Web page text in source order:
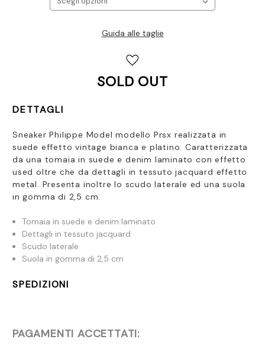
Guida alle taglie
SOLD OUT
DETTAGLI
Sneaker Philippe Model modello Prsx realizzata in
suede effetto vintage bianca e platino. Caratterizzata
da una tomaia in suede e denim laminato con effetto
used oltre che da dettagli in tessuto jacquard effetto
metal. Presenta inoltre lo scudo laterale ed una suola
in gomma di 2,5 cm.
Tomaia in suede e denim laminato
Dettagli in tessuto jacquard
Scudo laterale
Suola in gomma di 2,5 cm
SPEDIZIONI
PAGAMENTI ACCETTATI: